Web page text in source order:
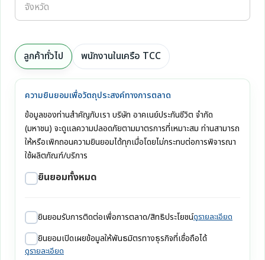
ลูกค้าทั่วไป พนักงานในเครือ TCC
ความยินยอมเพื่อวัตถุประสงค์ทางการตลาด
ข้อมูลของท่านสำคัญกับเรา บริษัท อาคเนย์ประกันชีวิต จำกัด
(มหาชน) จะดูแลความปลอดภัยตามมาตรการที่เหมาะสม ท่านสามารถ
ให้หรือเพิกถอนความยินยอมได้ทุกเมื่อโดยไม่กระทบต่อการพิจารณา
ใช้ผลิตภัณฑ์/บริการ
ยินยอมทั้งหมด
ยินยอมรับการติดต่อเพื่อการตลาด/สิทธิประโยชน์ดูรายละเอียด
ยินยอมเปิดเผยข้อมูลให้พันธมิตรทางธุรกิจที่เชื่อถือได้
ดูรายละเอียด